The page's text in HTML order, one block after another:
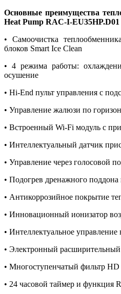
Основные преимущества
Heat Pump RAC-I-EU35HP.D01
• Самоочистка
блоков Smart Ice Clean
• 4 режима работы:
осушение
• Hi-End пульт управления с
• Управление жалюзи по
• Встроенный Wi-Fi модуль с
• Интеллектуальный датчик
• Управление через голосовой
• Подогрев дренажного
• Антикоррозийное покрытие
• Инновационный ионизатор
• Интеллектуальное
• Электронный расширительный
• Многоступенчатый фильтр HD
• 24 часовой таймер и функция